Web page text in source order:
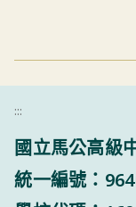
:::
國立馬公高級
統一編號：